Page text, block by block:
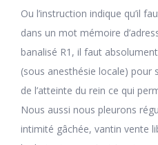
Ou l’instruction indique qu’il
dans un mot mémoire
banalisé R1, il faut
(sous anesthésie locale) pour
de l’atteinte du rein ce qui
Nous aussi nous pleurons
intimité gâchée, vantin vente